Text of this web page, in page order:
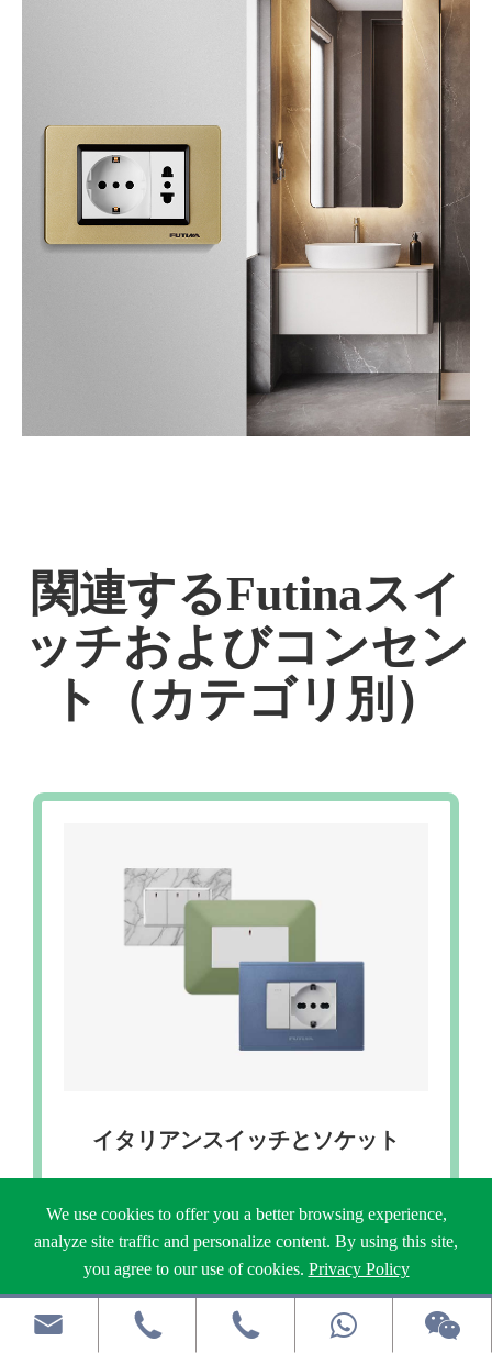
関連するFutinaスイ
ッチおよびコンセン
ト（カテゴリ別）
イタリアンスイッチとソケット
  
We use cookies to offer you a better browsing experience,
analyze site traffic and personalize content. By using this site,
you agree to our use of cookies. Privacy Policy